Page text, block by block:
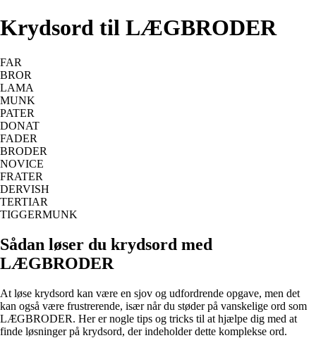
Krydsord til LÆGBRODER
FAR
BROR
LAMA
MUNK
PATER
DONAT
FADER
BRODER
NOVICE
FRATER
DERVISH
TERTIAR
TIGGERMUNK
Sådan løser du krydsord med
LÆGBRODER
At løse krydsord kan være en sjov og udfordrende opgave, men det
kan også være frustrerende, især når du støder på vanskelige ord som
LÆGBRODER. Her er nogle tips og tricks til at hjælpe dig med at
finde løsninger på krydsord, der indeholder dette komplekse ord.